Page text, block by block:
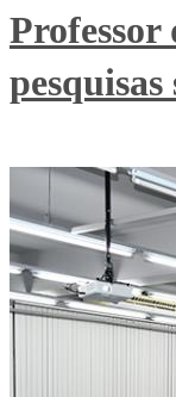
Professor